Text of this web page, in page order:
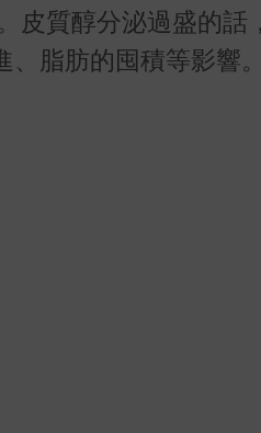
皮質醇分泌過盛的
、脂肪的囤積等影響。